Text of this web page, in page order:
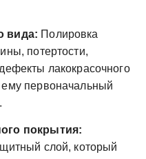
вида: Полировка
потертости,
лакокрасочного
первоначальный
покрытия:
слой, который